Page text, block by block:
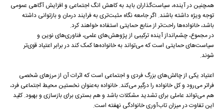
همچنین در آینده، سیاست‌گذاران باید به کاهش انگ اجتماعی و افزایش آگاهی عمومی
توجه ویژه داشته باشند. اگر جامعه نگاه مثبت‌تری به فرایند درمان و بازتوانی داشته
باشد، خانواده‌ها راحت‌تر از منابع حمایتی استفاده خواهند کرد.
در مجموع، چشم‌انداز آینده ترکیبی از پژوهش‌های علمی، فناوری‌های نوین و
سیاست‌های حمایتی است که می‌تواند به خانواده‌ها کمک کند در برابر اعتیاد قوی‌تر
شوند.
اعتیاد یکی از چالش‌های بزرگ فردی و اجتماعی است که اثرات آن از مرزهای شخصی
فراتر می‌رود و کل خانواده را درگیر می‌کند. خانواده به‌عنوان نخستین محیط اجتماعی فرد،
هم می‌تواند عاملی برای تشدید مشکلات باشد و هم بستری برای بازسازی و بهبود. کلید
این تفاوت در میزان تاب‌آوری خانوادگی نهفته است.